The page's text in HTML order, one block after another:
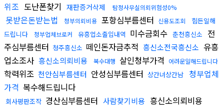
위조 도난폰찾기 재판증거삭제 탐정사무실의뢰위험성0%
못받은돈받는법 청부의뢰비용 포항심부름센터 신용도조회
힘든일해
드립니다
청부업체브로커 유흥업소출입내역 미수금회수 춘천흥신소
전
주심부름센터 청주흥신소 떼인돈자금추적 흥신소전국흥신소 유흥
업소조사 흥신소의뢰비용 복수대행 살인청부가격 어려운일해드립니다
학력위조 천안심부름센터 안성심부름센터 상간녀상간남
청부업체
가격 복수해드립니다
회사평판조작 경산심부름센터 사람찾기비용 흥신소의뢰비용